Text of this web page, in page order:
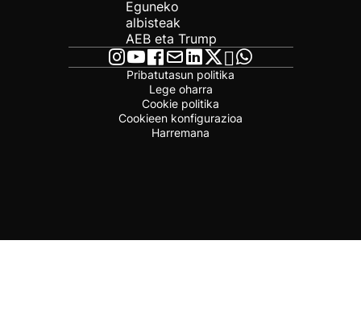
Eguneko
albisteak
AEB eta Trump
Pribatutasun politika
Lege oharra
Cookie politika
Cookieen konfigurazioa
Harremana